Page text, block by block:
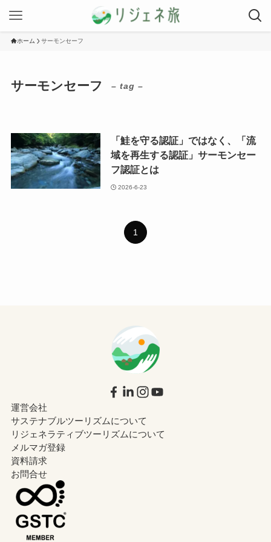
ホーム サーモンセーフ
サーモンセーフ – tag –
2026-6-23
「鮭を守る認証」ではなく、「流
域を再生する認証」サーモンセー
フ認証とは
1
運営会社
サステナブルツーリズムについて
リジェネラティブツーリズムについて
メルマガ登録
資料請求
お問合せ